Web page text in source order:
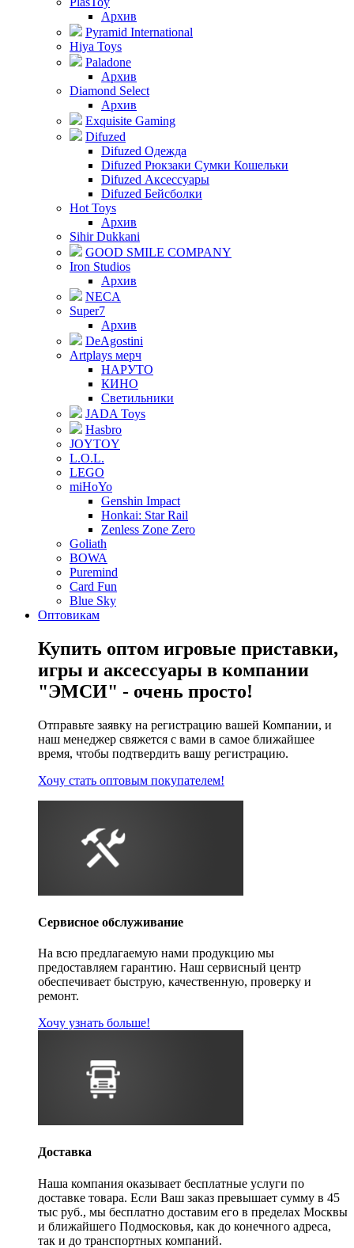
Архив
Pyramid International
Hiya Toys
Paladone
Архив
Diamond Select
Архив
Exquisite Gaming
Difuzed
Difuzed Одежда
Difuzed Рюкзаки Сумки Кошельки
Difuzed Аксессуары
Difuzed Бейсболки
Hot Toys
Архив
Sihir Dukkani
GOOD SMILE COMPANY
Iron Studios
Архив
NECA
Super7
Архив
DeAgostini
Artplays мерч
НАРУТО
КИНО
Светильники
JADA Toys
Hasbro
JOYTOY
L.O.L.
LEGO
miHoYo
Genshin Impact
Honkai: Star Rail
Zenless Zone Zero
Goliath
BOWA
Puremind
Card Fun
Blue Sky
Оптовикам
Купить оптом игровые приставки,
игры и аксессуары в компании
"ЭМСИ" - очень просто!
Отправьте заявку на регистрацию вашей Компании, и
наш менеджер свяжется с вами в самое ближайшее
время, чтобы подтвердить вашу регистрацию.
Хочу стать оптовым покупателем!
Сервисное обслуживание
На всю предлагаемую нами продукцию мы
предоставляем гарантию. Наш сервисный центр
обеспечивает быструю, качественную, проверку и
ремонт.
Хочу узнать больше!
Доставка
Наша компания оказывает бесплатные услуги по
доставке товара. Если Ваш заказ превышает сумму в 45
тыс руб., мы бесплатно доставим его в пределах Москвы
и ближайшего Подмосковья, как до конечного адреса,
так и до транспортных компаний.